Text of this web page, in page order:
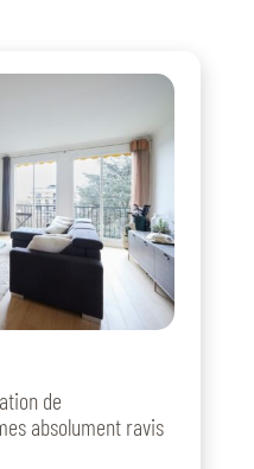
de
absolument ravis